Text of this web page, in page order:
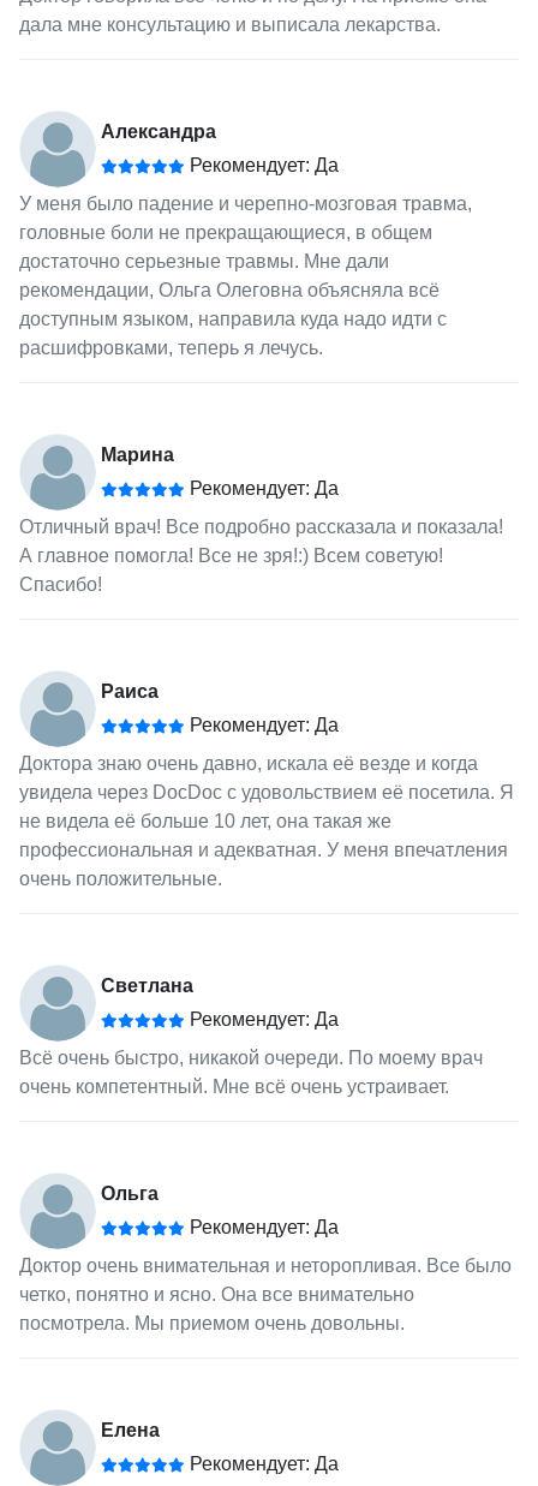
дала мне консультацию и выписала лекарства.
Александра
Рекомендует: Да
У меня было падение и черепно-мозговая травма,
головные боли не прекращающиеся, в общем
достаточно серьезные травмы. Мне дали
рекомендации, Ольга Олеговна объясняла всё
доступным языком, направила куда надо идти с
расшифровками, теперь я лечусь.
Марина
Рекомендует: Да
Отличный врач! Все подробно рассказала и показала!
А главное помогла! Все не зря!:) Всем советую!
Спасибо!
Раиса
Рекомендует: Да
Доктора знаю очень давно, искала её везде и когда
увидела через DocDoc с удовольствием её посетила. Я
не видела её больше 10 лет, она такая же
профессиональная и адекватная. У меня впечатления
очень положительные.
Светлана
Рекомендует: Да
Всё очень быстро, никакой очереди. По моему врач
очень компетентный. Мне всё очень устраивает.
Ольга
Рекомендует: Да
Доктор очень внимательная и неторопливая. Все было
четко, понятно и ясно. Она все внимательно
посмотрела. Мы приемом очень довольны.
Елена
Рекомендует: Да